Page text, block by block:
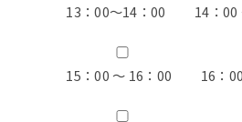
13：00〜14：00 14：00
15：00 ～ 16：00 16：